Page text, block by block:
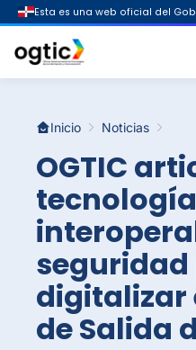
Inicio Noticias
OGTIC
digitalizar
de Salida